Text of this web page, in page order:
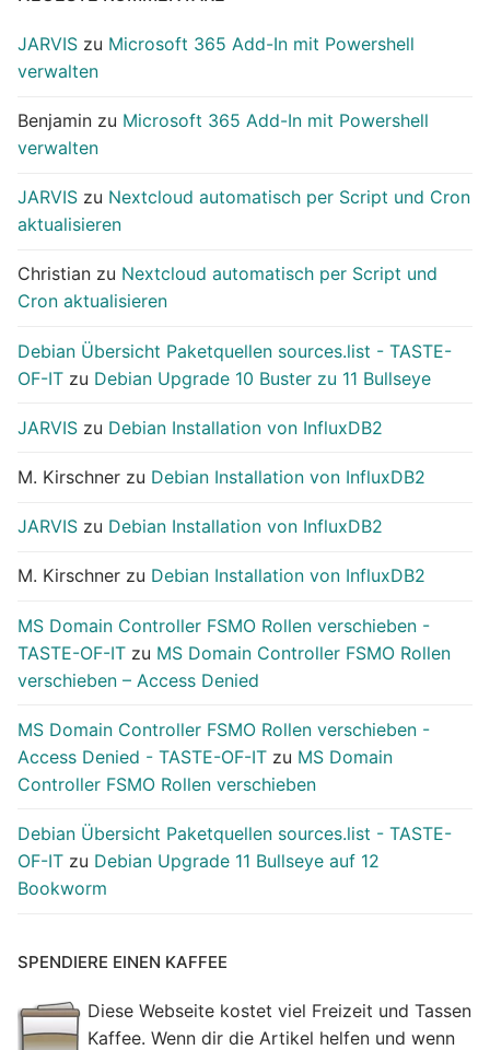
JARVIS zu Microsoft 365 Add-In mit Powershell
verwalten
Benjamin zu Microsoft 365 Add-In mit Powershell
verwalten
JARVIS zu Nextcloud automatisch per Script und Cron
aktualisieren
Christian zu Nextcloud automatisch per Script und
Cron aktualisieren
Debian Übersicht Paketquellen sources.list - TASTE-
OF-IT zu Debian Upgrade 10 Buster zu 11 Bullseye
JARVIS zu Debian Installation von InfluxDB2
M. Kirschner zu Debian Installation von InfluxDB2
JARVIS zu Debian Installation von InfluxDB2
M. Kirschner zu Debian Installation von InfluxDB2
MS Domain Controller FSMO Rollen verschieben -
TASTE-OF-IT zu MS Domain Controller FSMO Rollen
verschieben – Access Denied
MS Domain Controller FSMO Rollen verschieben -
Access Denied - TASTE-OF-IT zu MS Domain
Controller FSMO Rollen verschieben
Debian Übersicht Paketquellen sources.list - TASTE-
OF-IT zu Debian Upgrade 11 Bullseye auf 12
Bookworm
SPENDIERE EINEN KAFFEE
Diese Webseite kostet viel Freizeit und Tassen
Kaffee. Wenn dir die Artikel helfen und wenn